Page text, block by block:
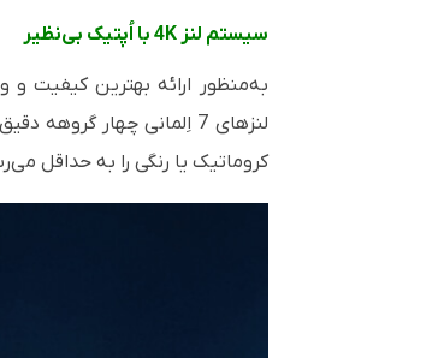
سیستم لنز4K با اُپتیک بی‌نظیر
به‌منظور ارائه بهترین کیفیت و
لنزهای 7 اِلمانی چهار گروهه دقیق این مدل امکان نفوذ نور بیشتر و لذا
کروماتیک یا رنگی را به حداقل